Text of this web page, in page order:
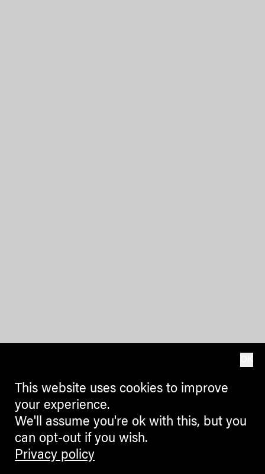
This website uses cookies to improve
your experience.
We'll assume you're ok with this, but you
can opt-out if you wish.
Privacy policy